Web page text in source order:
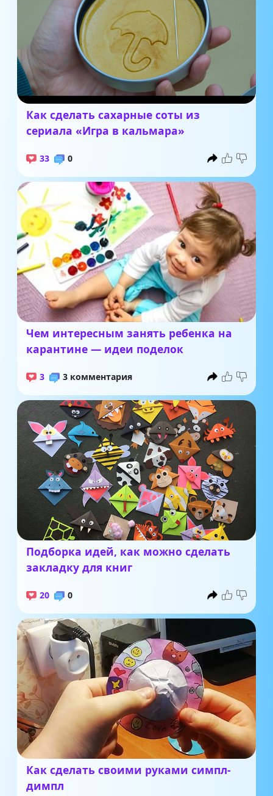
Как сделать сахарные соты из
сериала «Игра в кальмара»
33 0
Чем интересным занять ребенка на
карантине — идеи поделок
3 3 комментария
Подборка идей, как можно сделать
закладку для книг
20 0
Как сделать своими руками симпл-
димпл